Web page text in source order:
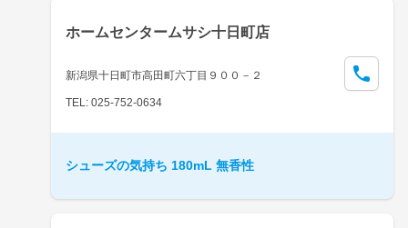
ホームセンタームサシ十日町店
新潟県十日町市高田町六丁目９００－２
TEL: 025-752-0634
シューズの気持ち 180mL 無香性